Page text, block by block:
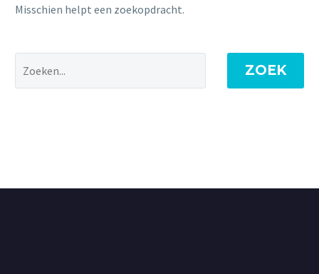
Misschien helpt een zoekopdracht.
ZOEK